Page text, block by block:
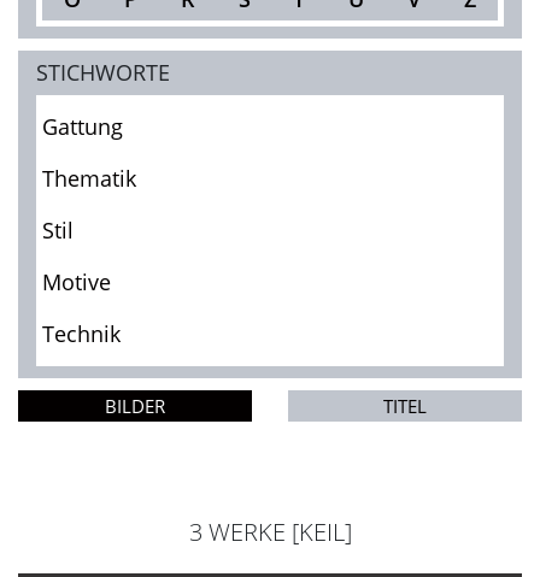
STICHWORTE
Gattung
Thematik
Stil
Motive
Technik
BILDER TITEL
3 WERKE [KEIL]